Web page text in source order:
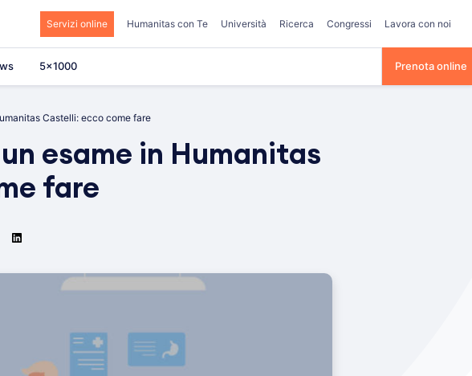
Servizi online Humanitas con Te Università Ricerca Congressi Lavora con noi
5×1000 Prenota online
Castelli: ecco come fare
esame in Humanitas
fare